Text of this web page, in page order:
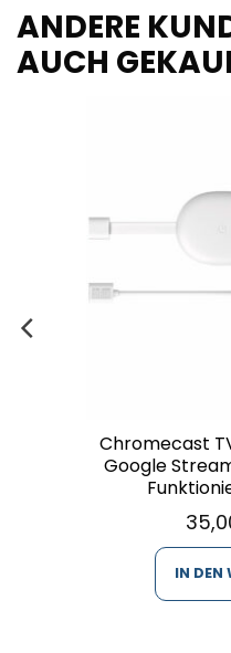
ANDERE
AUCH
Chromecast
Google
IN DEN